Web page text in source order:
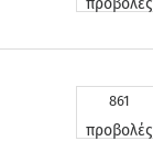
861
προβολές